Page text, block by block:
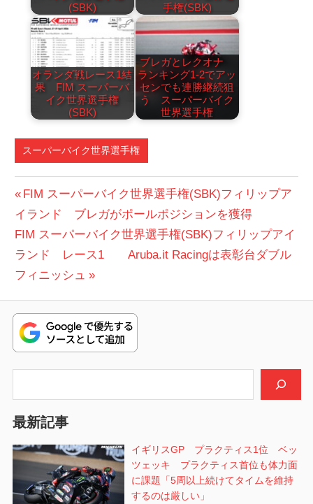
(SBK)
手権(SBK)
オランダ戦レース1結
果 FIM スーパーバ
イク世界選手権
(SBK)
ブレガとレクオナ
ランキング1-2でアッ
センでも連勝継続狙
う スーパーバイク
世界選手権
スーパーバイク世界選手権
投
稿
ナ
ビ
ゲ
ー
ン
前
の
投
稿:
FIM スーパーバイク世界選手権(SBK)フィリップア
イランド ブレガがポールポジションを獲得
次
の
投
FIM スーパーバイク世界選手権(SBK)フィリップアイ
ランド レース1 Aruba.it Racingは表彰台ダブル
フィニッシュ
最新記事
イギリスGP プラクティス1位 ベッ
ツェッキ プラクティス首位も体力面
に課題「5周以上続けてタイムを維持
するのは厳しい」